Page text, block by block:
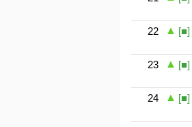
22 [■]
23 [■]
24 [■]